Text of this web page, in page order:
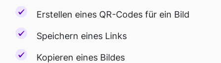
Erstellen eines QR-Codes für ein Bild
Speichern eines Links
Kopieren eines Bildes